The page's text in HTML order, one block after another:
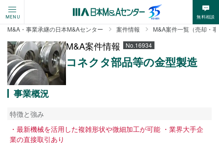
MENU 無料相談
M&A・事業承継の日本M&Aセンター 案件情報 M&A案件一覧（売却・
M&A案件情報 No.16934
コネクタ部品等の金型製造
事業概況
特徴と強み
・最新機械を活用した複雑形状や微細加工が可能 ・業界大手企
業の直接取引あり